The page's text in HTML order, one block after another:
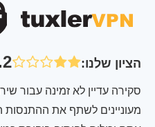
הציון שלנו: